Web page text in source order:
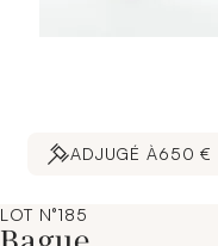
ADJUGÉ À650 €
LOT N°185